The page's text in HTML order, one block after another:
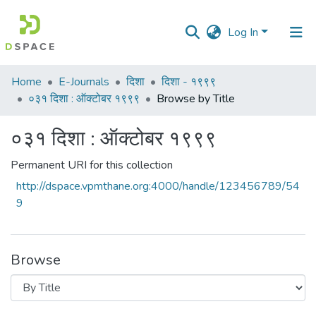
Log In
Communities
&
All of DSpace
Home E-Journals दिशा
दिशा - १९९९
०३१ दिशा : ऑक्टोबर १९९९
Browse by Title
०३१ दिशा : ऑक्टोबर १९९९
Permanent URI for this collection
http://dspace.vpmthane.org:4000/handle/123456789/54
9
Browse